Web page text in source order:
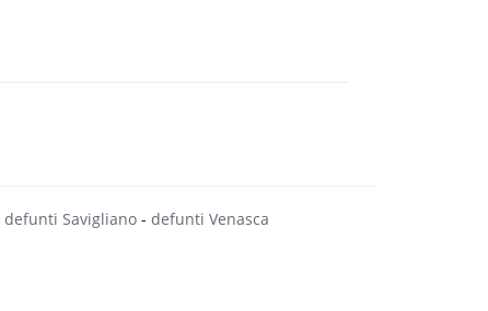
defunti Savigliano- defunti Venasca